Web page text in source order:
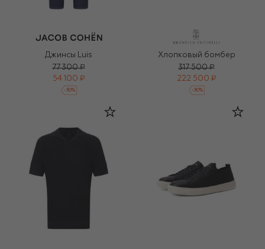
Джинсы Luis
77 300 ₽
54 100 ₽
-30%
Хлопковый бомбер
317 500 ₽
222 500 ₽
-30%